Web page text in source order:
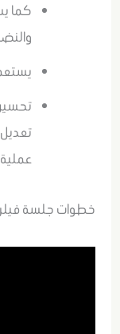
كما
عملية
خطوات جلسة فيلر